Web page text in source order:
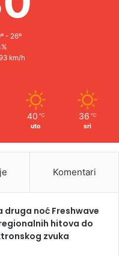
- 26º
km/h
40 ℃
uto
36 ℃
sri
Komentari
druga noć Freshwave
hitova do
zvuka